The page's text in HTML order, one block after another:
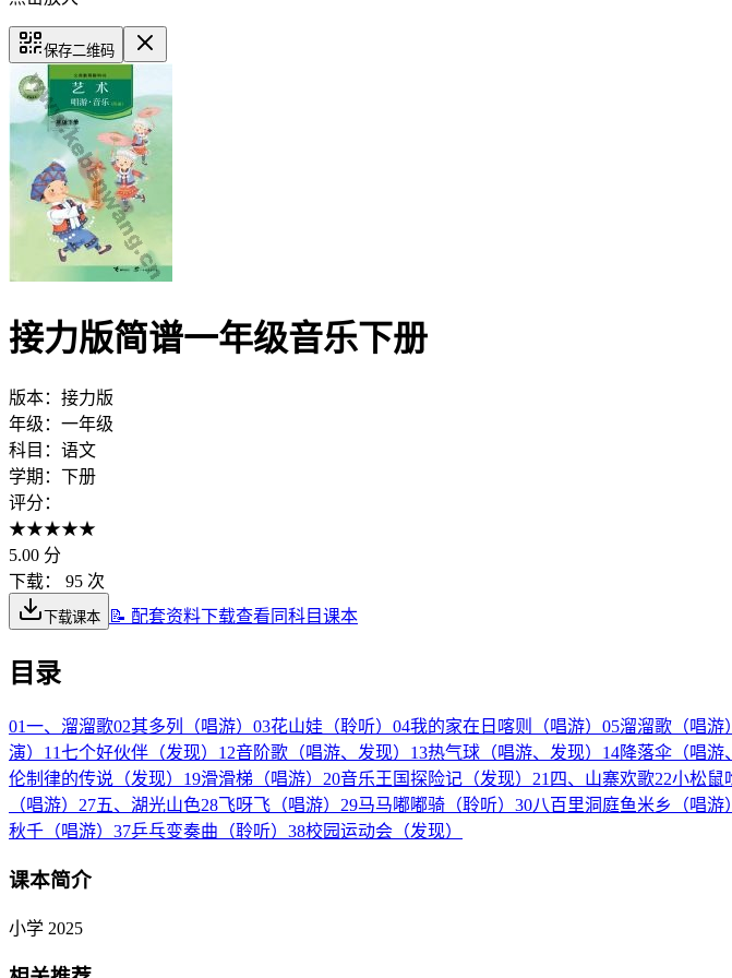
保存二维码
接力版简谱一年级音乐下册
版本： 接力版
年级： 一年级
科目： 语文
学期： 下册
评分：
★★★★★
5.00 分
下载：
95 次
下载课本 📝 配套资料下载查看同科目课本
目录
01一、溜溜歌02其多列（唱游） 03花山娃（聆听） 04我的家在日喀则（唱游） 05溜溜歌（唱游）
演） 11七个好伙伴（发现） 12音阶歌（唱游、发现） 13热气球（唱游、发现） 14降落伞（唱游
伦制律的传说（发现） 19滑滑梯（唱游） 20音乐王国探险记（发现） 21 四、山寨欢歌22小松鼠
（唱游） 27五、湖光山色28飞呀飞（唱游） 29马马嘟嘟骑（聆听） 30八百里洞庭鱼米乡（唱游）
秋千（唱游） 37乒乓变奏曲（聆听） 38校园运动会（发现）
课本简介
小学 2025